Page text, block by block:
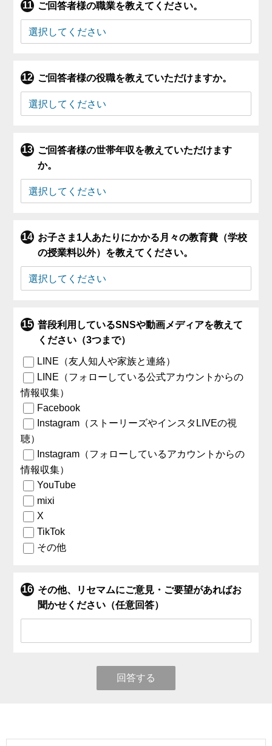
ご回答者様の職業を教えてください。
ご回答者様の役職を教えていただけますか。
ご回答者様の世帯年収を教えていただけます
か。
お子さま1人あたりにかかる月々の教育費（学校
の授業料以外）を教えてください。
普段利用しているSNSや動画メディアを教えて
ください（3つまで）
LINE（友人知人や家族と連絡）
LINE（フォローしている公式アカウントからの
情報収集）
Facebook
Instagram（ストーリーズやインスタLIVEの視
聴）
Instagram（フォローしているアカウントからの
情報収集）
YouTube
mixi
X
TikTok
その他
その他、リセマムにご意見・ご要望があればお
聞かせください（任意回答）
回答する